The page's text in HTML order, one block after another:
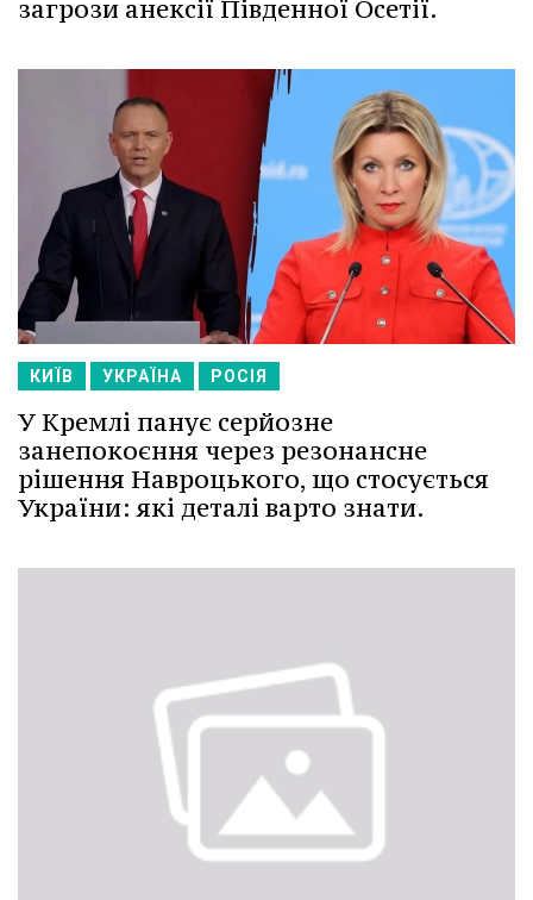
загрози анексії Південної Осетії.
КИЇВ УКРАЇНА РОСІЯ
У Кремлі панує серйозне
занепокоєння через резонансне
рішення Навроцького, що стосується
України: які деталі варто знати.